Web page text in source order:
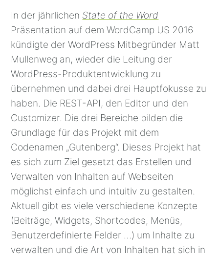
In der jährlichen State of the Word
Präsentation auf dem WordCamp US 2016
kündigte der WordPress Mitbegründer Matt
Mullenweg an, wieder die Leitung der
WordPress-Produktentwicklung zu
übernehmen und dabei drei Hauptfokusse zu
haben. Die REST-API, den Editor und den
Customizer. Die drei Bereiche bilden die
Grundlage für das Projekt mit dem
Codenamen „Gutenberg“. Dieses Projekt hat
es sich zum Ziel gesetzt das Erstellen und
Verwalten von Inhalten auf Webseiten
möglichst einfach und intuitiv zu gestalten.
Aktuell gibt es viele verschiedene Konzepte
(Beiträge, Widgets, Shortcodes, Menüs,
Benutzerdefinierte Felder …) um Inhalte zu
verwalten und die Art von Inhalten hat sich in